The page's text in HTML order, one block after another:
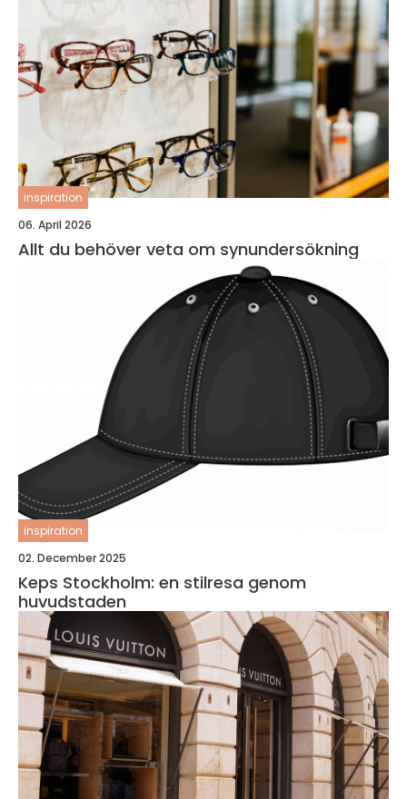
inspiration
06. April 2026
Allt du behöver veta om synundersökning
inspiration
02. December 2025
Keps Stockholm: en stilresa genom
huvudstaden